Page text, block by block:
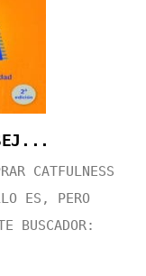
CATFULNESS
ES, PERO
BUSCADOR: